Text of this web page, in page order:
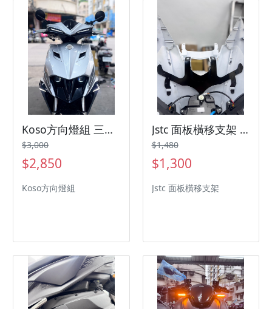
Koso方向燈組 三陽機車 SYM 曼巴 Jetsl
$3,000
$2,850
Koso方向燈組
Jstc 面板橫移支架 三陽機車 SYM 曼巴 Jetsl
$1,480
$1,300
Jstc 面板橫移支架